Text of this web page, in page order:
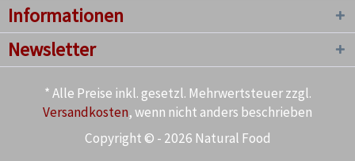
Informationen
Newsletter
* Alle Preise inkl. gesetzl. Mehrwertsteuer zzgl.
Versandkosten, wenn nicht anders beschrieben
Copyright © - 2026 Natural Food